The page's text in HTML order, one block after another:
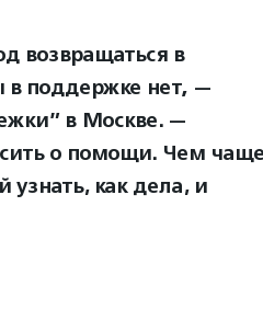
возвращаться в
в поддержке нет, —
в Москве. —
о помощи. Чем чаще
как дела, и